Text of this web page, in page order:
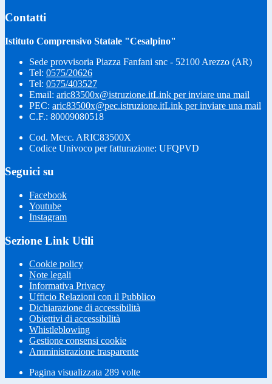
Contatti
Istituto Comprensivo Statale "Cesalpino"
Sede provvisoria Piazza Fanfani snc - 52100 Arezzo (AR)
Tel: 0575/20626
Tel: 0575/403527
Email: aric83500x@istruzione.itLink per inviare una mail
PEC: aric83500x@pec.istruzione.itLink per inviare una mail
C.F.: 80009080518
Cod. Mecc. ARIC83500X
Codice Univoco per fatturazione: UFQPVD
Seguici su
Facebook
Youtube
Instagram
Sezione Link Utili
Cookie policy
Note legali
Informativa Privacy
Ufficio Relazioni con il Pubblico
Dichiarazione di accessibilità
Obiettivi di accessibilità
Whistleblowing
Gestione consensi cookie
Amministrazione trasparente
Pagina visualizzata 289 volte